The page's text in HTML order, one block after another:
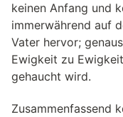
keinen Anfang und
immerwährend auf
Vater hervor;
Ewigkeit zu
gehaucht wird.
Zusammenfassend